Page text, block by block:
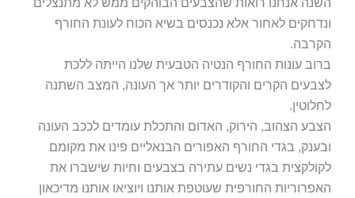
השנה אנחנו רואות שהצבעים הבוהקים ממש לא מתנצלים
ונדחקים לאחור אלא נכנסים בשיא הכוח לעונת החורף
הקרבה.
ברוב עונות החורף הנטיה הטבעית שלנו הייתה ללכת
לצבעים הקרים והקודרים יותר אך העונה, המצב השתנה
לחלוטין.
הצבע הצהוב, הירוק, האדום והתכלת עומדים לככב העונה
ובענק, בגדי החורף האפורים הבנאליים פינו את מקומם
לקולקצית בגדי נשים עתירה בצבעים וחיות שישברו את
האפרוריות החורפית שעוטפת אותנו ויוציאו אותנו מדיכאון